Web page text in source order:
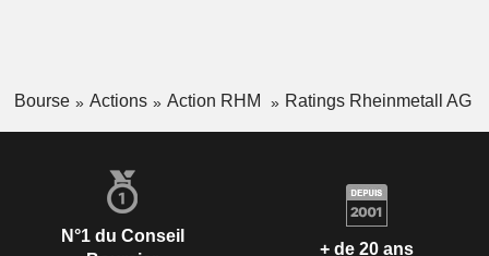
Bourse Actions Action RHM Ratings Rheinmetall AG
N°1 du Conseil
+ de 20 ans